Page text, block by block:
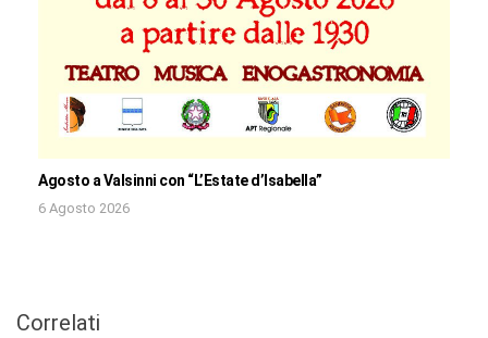
Agosto a Valsinni con “L’Estate d’Isabella”
6 Agosto 2026
Correlati